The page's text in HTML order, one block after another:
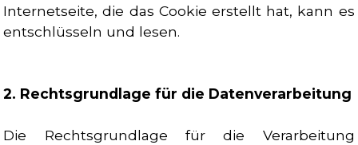
Internetseite, die das Cookie erstellt hat, kann es
entschlüsseln und lesen.
2. Rechtsgrundlage für die Datenverarbeitung
Die Rechtsgrundlage für die Verarbeitung